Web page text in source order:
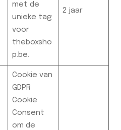
met de
unieke tag
voor
theboxsho
p.be.
2 jaar
Cookie van
GDPR
Cookie
Consent
om de